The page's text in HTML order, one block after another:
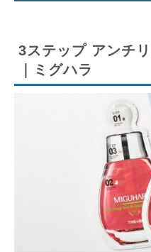
3ステップ アンチ
｜ミグハラ